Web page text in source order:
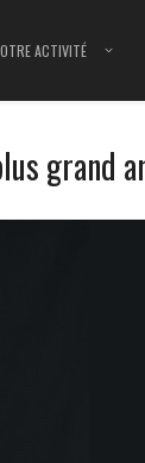
ACTIVITÉ
grand